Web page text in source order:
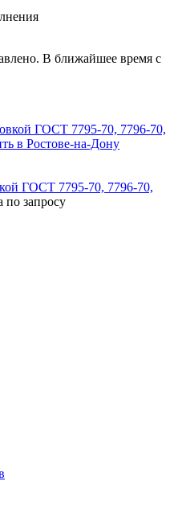
В ближайшее время с
ГОСТ 7795-70, 7796-70,
по запросу